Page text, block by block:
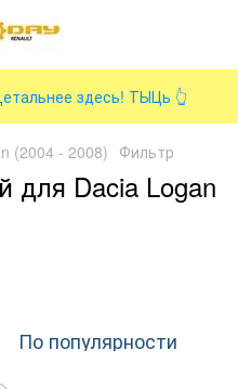
здесь! ТЫЦь 👆
(2004 - 2008) Фильтр
Dacia Logan
По популярности